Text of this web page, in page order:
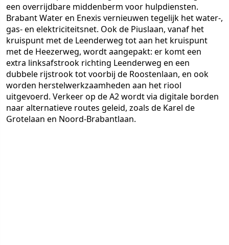
een overrijdbare middenberm voor hulpdiensten.
Brabant Water en Enexis vernieuwen tegelijk het water-,
gas- en elektriciteitsnet. Ook de Piuslaan, vanaf het
kruispunt met de Leenderweg tot aan het kruispunt
met de Heezerweg, wordt aangepakt: er komt een
extra linksafstrook richting Leenderweg en een
dubbele rijstrook tot voorbij de Roostenlaan, en ook
worden herstelwerkzaamheden aan het riool
uitgevoerd. Verkeer op de A2 wordt via digitale borden
naar alternatieve routes geleid, zoals de Karel de
Grotelaan en Noord-Brabantlaan.